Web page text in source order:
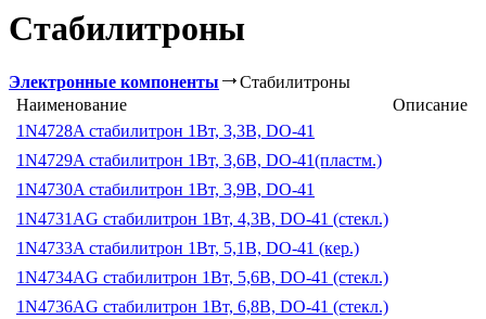
Стабилитроны
Электронные компоненты
Стабилитроны
Наименование
Описание
1N4728A стабилитрон 1Вт, 3,3В, DO-41
1N4729A стабилитрон 1Вт, 3,6В, DO-41(пластм.)
1N4730A стабилитрон 1Вт, 3,9В, DO-41
1N4731AG стабилитрон 1Вт, 4,3В, DO-41 (стекл.)
1N4733A стабилитрон 1Вт, 5,1В, DO-41 (кер.)
1N4734AG стабилитрон 1Вт, 5,6В, DO-41 (стекл.)
1N4736AG стабилитрон 1Вт, 6,8В, DO-41 (стекл.)